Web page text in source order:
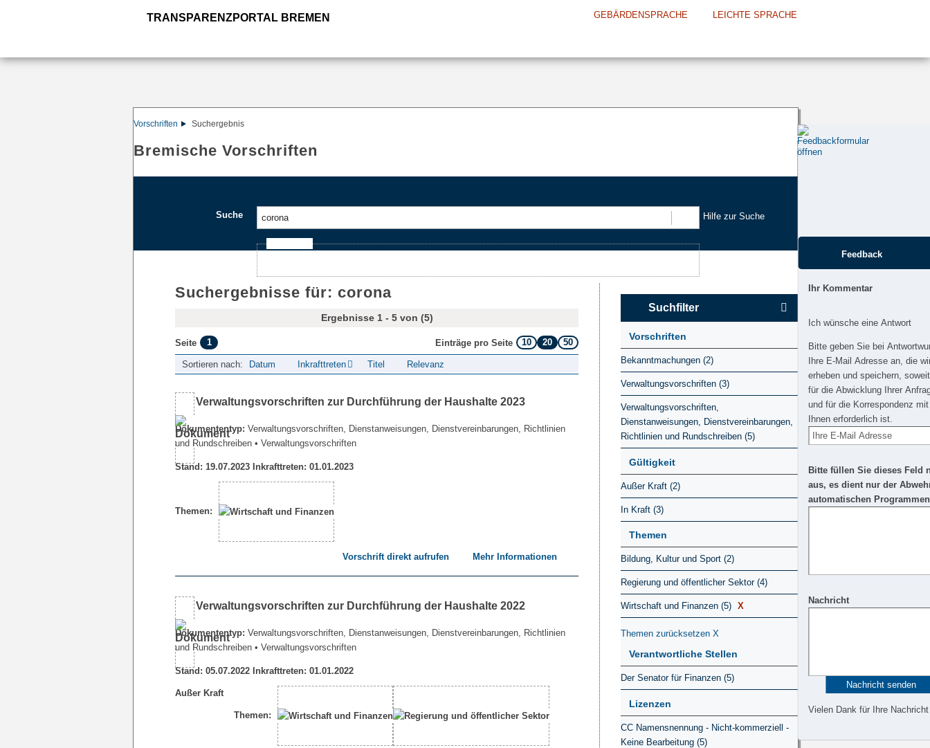
TRANSPARENZPORTAL BREMEN GEBÄRDENSPRACHE LEICHTE SPRACHE
Vorschriften Suchergebnis
Bremische Vorschriften
Suche Hilfe zur Suche
Suchergebnisse für: corona
Ergebnisse 1 - 5 von (5)
Seite 1 Einträge pro Seite 10 20 50
Sortieren nach: Datum Inkrafttreten Titel Relevanz
Verwaltungsvorschriften zur Durchführung der Haushalte 2023
Dokumententyp: Verwaltungsvorschriften, Dienstanweisungen, Dienstvereinbarungen, Richtlinien
und Rundschreiben • Verwaltungsvorschriften
Stand: 19.07.2023 Inkrafttreten: 01.01.2023
Themen:
Vorschrift direkt aufrufen Mehr Informationen
Verwaltungsvorschriften zur Durchführung der Haushalte 2022
Dokumententyp: Verwaltungsvorschriften, Dienstanweisungen, Dienstvereinbarungen, Richtlinien
und Rundschreiben • Verwaltungsvorschriften
Stand: 05.07.2022 Inkrafttreten: 01.01.2022
Außer Kraft
Themen:
Suchfilter
Vorschriften
Bekanntmachungen (2)
Verwaltungsvorschriften (3)
Verwaltungsvorschriften,
Dienstanweisungen, Dienstvereinbarungen,
Richtlinien und Rundschreiben (5)
Gültigkeit
Außer Kraft (2)
In Kraft (3)
Themen
Bildung, Kultur und Sport (2)
Regierung und öffentlicher Sektor (4)
Wirtschaft und Finanzen (5) X
Themen zurücksetzen X
Verantwortliche Stellen
Der Senator für Finanzen (5)
Lizenzen
CC Namensnennung - Nicht-kommerziell -
Keine Bearbeitung (5)
Feedback
Ihr Kommentar
Ich wünsche eine Antwort
Bitte geben Sie bei
Ihre E-Mail Adresse an, die
erheben und speichern,
für die Abwicklung Ihrer
und für die Korrespondenz mit
Ihnen erforderlich ist.
Bitte füllen Sie dieses Feld
aus, es dient nur der
automatischen
Nachricht
Vielen Dank für Ihre Nachricht